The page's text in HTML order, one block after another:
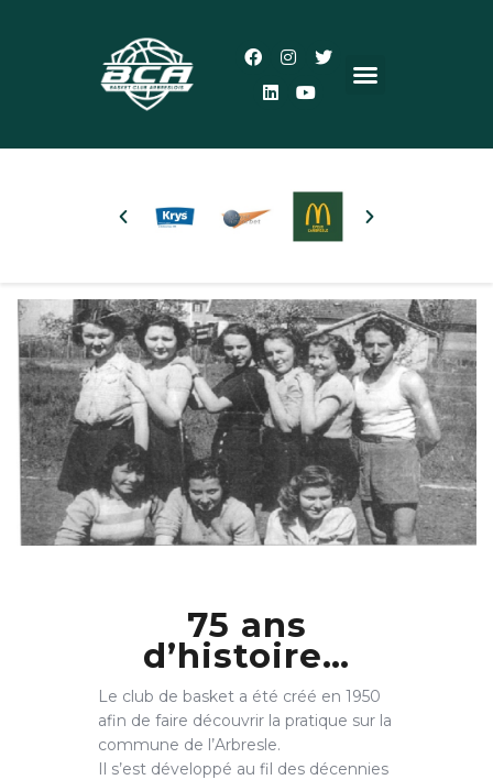
Accueil
Actualités
3×3
Autres pratiques
Partenaires
Boutique
Plus d’infos
75 ans
d’histoire…
Le club de basket a été créé en 1950
afin de faire découvrir la pratique sur la
commune de l’Arbresle.
Il s’est développé au fil des décennies